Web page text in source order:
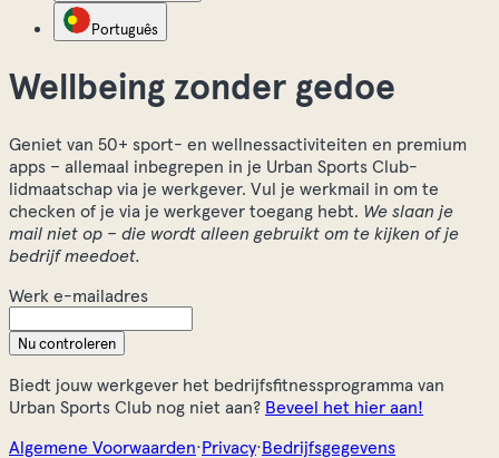
Português
Wellbeing zonder gedoe
Geniet van 50+ sport- en wellnessactiviteiten en premium
apps – allemaal inbegrepen in je Urban Sports Club-
lidmaatschap via je werkgever. Vul je werkmail in om te
checken of je via je werkgever toegang hebt. We slaan je
mail niet op – die wordt alleen gebruikt om te kijken of je
bedrijf meedoet.
Werk e-mailadres
Nu controleren
Biedt jouw werkgever het bedrijfsfitnessprogramma van
Urban Sports Club nog niet aan? Beveel het hier aan!
Algemene Voorwaarden·Privacy·Bedrijfsgegevens